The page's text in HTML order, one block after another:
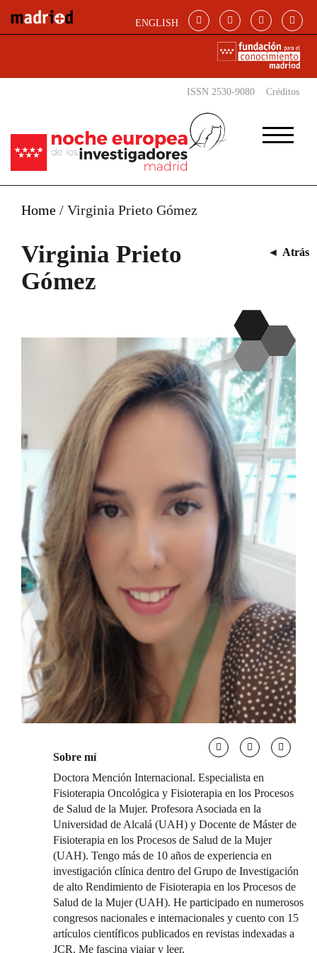
ENGLISH
ISSN 2530-9080 Créditos
Home / Virginia Prieto Gómez
Virginia Prieto
Gómez
◄ Atrás
Sobre mí
Doctora Mención Internacional. Especialista en
Fisioterapia Oncológica y Fisioterapia en los Procesos
de Salud de la Mujer. Profesora Asociada en la
Universidad de Alcalá (UAH) y Docente de Máster de
Fisioterapia en los Procesos de Salud de la Mujer
(UAH). Tengo más de 10 años de experiencia en
investigación clínica dentro del Grupo de Investigación
de alto Rendimiento de Fisioterapia en los Procesos de
Salud de la Mujer (UAH). He participado en numerosos
congresos nacionales e internacionales y cuento con 15
artículos científicos publicados en revistas indexadas a
JCR. Me fascina viajar y leer.